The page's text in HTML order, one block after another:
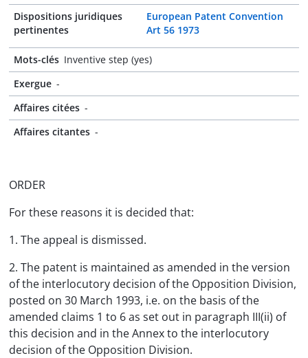
Dispositions juridiques
pertinentes
European Patent Convention
Art 56 1973
Mots-clés Inventive step (yes)
Exergue -
Affaires citées -
Affaires citantes -
ORDER
For these reasons it is decided that:
1. The appeal is dismissed.
2. The patent is maintained as amended in the version
of the interlocutory decision of the Opposition Division,
posted on 30 March 1993, i.e. on the basis of the
amended claims 1 to 6 as set out in paragraph III(ii) of
this decision and in the Annex to the interlocutory
decision of the Opposition Division.